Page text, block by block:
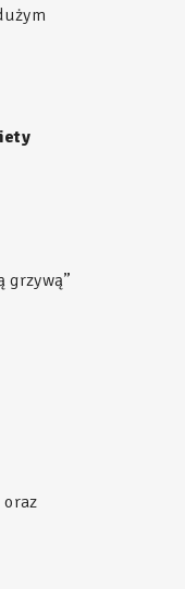
grzywą”